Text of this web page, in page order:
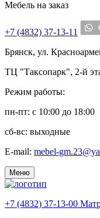
Мебель на заказ
+7 (4832) 37-13-11
Брянск, ул.
ТЦ "Таксопарк", 2-й
Режим работы:
пн-пт: c 10:00 до 18:00
сб-вс: выходные
E-mail: mebel-
Меню
+7 (4832) 37-13-00